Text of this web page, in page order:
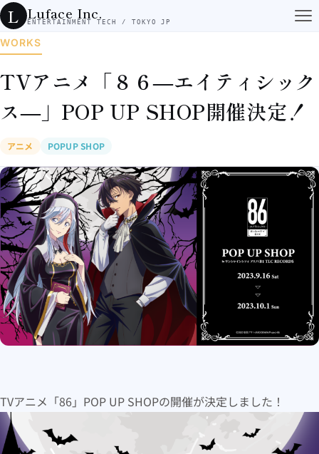
コンテンツへスキップ
L Luface Inc.
ENTERTAINMENT TECH / TOKYO JP
WORKS
TVアニメ「８６―エイティシック
ス―」POP UP SHOP開催決定！
アニメ POPUP SHOP
TVアニメ「86」POP UP SHOPの開催が決定しました！